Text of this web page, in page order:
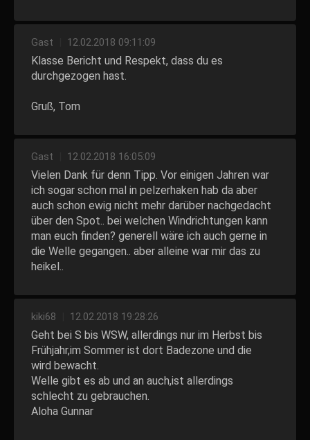
Gast 12.02.2018 09:11:09
Klasse Bericht und Respekt, dass du es
durchgezogen hast.
Gruß, Tom
Gast 12.02.2018 16:05:09
Vielen Dank für denn Tipp. Vor einigen Jahren war
ich sogar schon mal in pelzerhaken hab da aber
auch schon ewig nicht mehr darüber nachgedacht
über den Spot.. bei welchen Windrichtungen kann
man euch finden? generell wäre ich auch gerne in
die Welle gegangen.. aber alleine war mir das zu
heikel..
kiki68 12.02.2018 19:28:26
Geht bei S bis WSW, allerdings nur im Herbst bis
Frühjahr,im Sommer ist dort Badezone und die
wird bewacht.
Welle gibt es ab und an auch,ist allerdings
schlecht zu gebrauchen.
Aloha Gunnar